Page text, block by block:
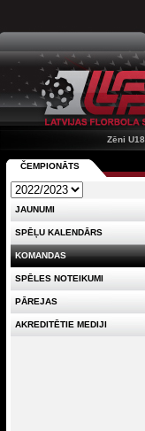
Zēni U18
ČEMPIONĀTS
JAUNUMI
SPĒĻU KALENDĀRS
KOMANDAS
SPĒLES NOTEIKUMI
PĀREJAS
AKREDITĒTIE MEDIJI